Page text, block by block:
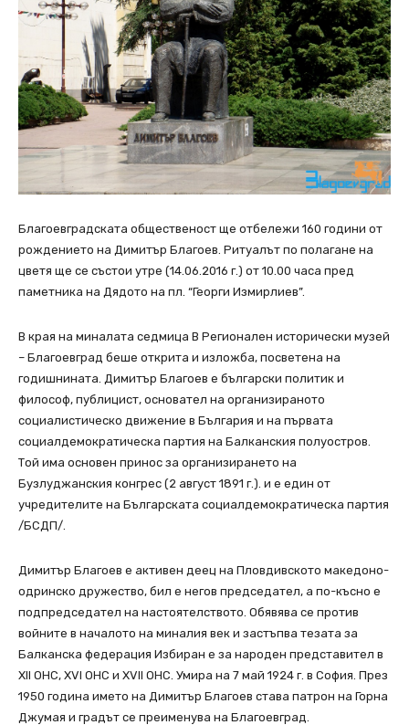
Благоевградската общественост ще отбележи 160 години от
рождението на Димитър Благоев. Ритуалът по полагане на
цветя ще се състои утре (14.06.2016 г.) от 10.00 часа пред
паметника на Дядото на пл. “Георги Измирлиев”.
В края на миналата седмица В Регионален исторически музей
– Благоевград беше открита и изложба, посветена на
годишнината. Димитър Благоев е български политик и
философ, публицист, основател на организираното
социалистическо движение в България и на първата
социалдемократическа партия на Балканския полуостров.
Той има основен принос за организирането на
Бузлуджанския конгрес (2 август 1891 г.). и е един от
учредителите на Българската социалдемократическа партия
/БСДП/.
Димитър Благоев е активен деец на Пловдивското македоно-
одринско дружество, бил е негов председател, а по-късно е
подпредседател на настоятелството. Обявява се против
войните в началото на миналия век и застъпва тезата за
Балканска федерация Избиран е за народен представител в
ХII ОНС, ХVI ОНС и ХVII ОНС. Умира на 7 май 1924 г. в София. През
1950 година името на Димитър Благоев става патрон на Горна
Джумая и градът се преименува на Благоевград.